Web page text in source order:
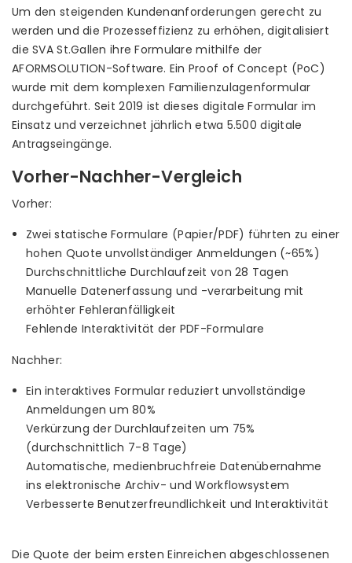
Um den steigenden Kundenanforderungen gerecht zu
werden und die Prozesseffizienz zu erhöhen, digitalisiert
die SVA St.Gallen ihre Formulare mithilfe der
AFORMSOLUTION-Software. Ein Proof of Concept (PoC)
wurde mit dem komplexen Familienzulagenformular
durchgeführt. Seit 2019 ist dieses digitale Formular im
Einsatz und verzeichnet jährlich etwa 5.500 digitale
Antragseingänge.
Vorher-Nachher-Vergleich
Vorher:
Zwei statische Formulare (Papier/PDF) führten zu einer
hohen Quote unvollständiger Anmeldungen (~65%)
Durchschnittliche Durchlaufzeit von 28 Tagen
Manuelle Datenerfassung und -verarbeitung mit
erhöhter Fehleranfälligkeit
Fehlende Interaktivität der PDF-Formulare
Nachher:
Ein interaktives Formular reduziert unvollständige
Anmeldungen um 80%
Verkürzung der Durchlaufzeiten um 75%
(durchschnittlich 7-8 Tage)
Automatische, medienbruchfreie Datenübernahme
ins elektronische Archiv- und Workflowsystem
Verbesserte Benutzerfreundlichkeit und Interaktivität
Die Quote der beim ersten Einreichen abgeschlossenen